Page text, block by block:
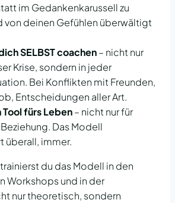
im Gedankenkarussell zu
von deinen Gefühlen überwältigt
SELBST coachen– nicht nur
Krise, sondern in jeder
Bei Konflikten mit Freunden,
Entscheidungen aller Art.
Tool fürs Leben– nicht nur für
Das Modell
überall, immer.
du das Modell in den
Workshops und in der
nur theoretisch, sondern